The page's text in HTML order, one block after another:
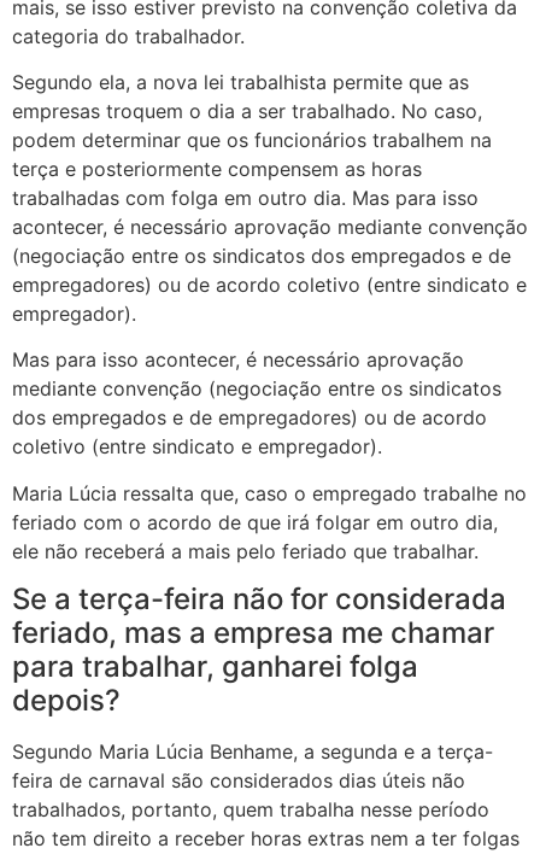
mais, se isso estiver previsto na convenção coletiva da
categoria do trabalhador.
Segundo ela, a nova lei trabalhista permite que as
empresas troquem o dia a ser trabalhado. No caso,
podem determinar que os funcionários trabalhem na
terça e posteriormente compensem as horas
trabalhadas com folga em outro dia. Mas para isso
acontecer, é necessário aprovação mediante convenção
(negociação entre os sindicatos dos empregados e de
empregadores) ou de acordo coletivo (entre sindicato e
empregador).
Mas para isso acontecer, é necessário aprovação
mediante convenção (negociação entre os sindicatos
dos empregados e de empregadores) ou de acordo
coletivo (entre sindicato e empregador).
Maria Lúcia ressalta que, caso o empregado trabalhe no
feriado com o acordo de que irá folgar em outro dia,
ele não receberá a mais pelo feriado que trabalhar.
Se a terça-feira não for considerada
feriado, mas a empresa me chamar
para trabalhar, ganharei folga
depois?
Segundo Maria Lúcia Benhame, a segunda e a terça-
feira de carnaval são considerados dias úteis não
trabalhados, portanto, quem trabalha nesse período
não tem direito a receber horas extras nem a ter folgas